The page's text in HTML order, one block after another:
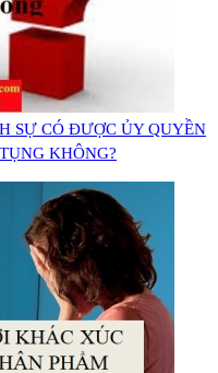
SỰ CÓ ĐƯỢC ỦY QUYỀN
KHÔNG?